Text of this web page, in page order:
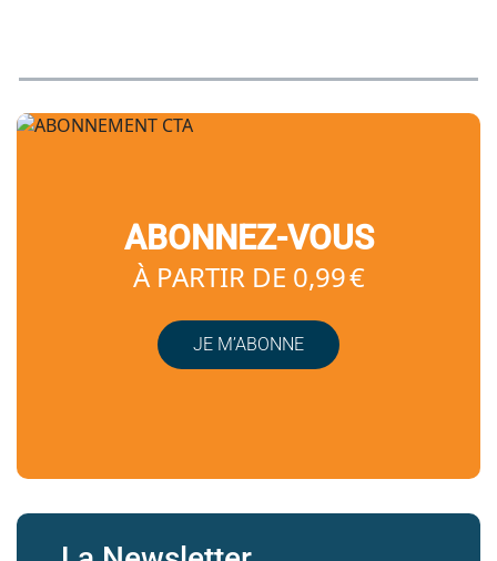
ABONNEZ-VOUS
À PARTIR DE 0,99 €
JE M’ABONNE